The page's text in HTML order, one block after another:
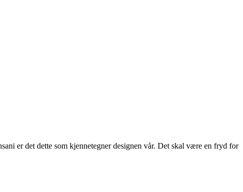
er det dette som kjennetegner designen vår. Det skal være en fryd for